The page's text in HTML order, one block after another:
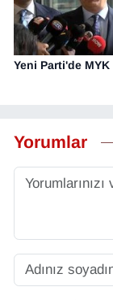
Yeni Parti'de
Yorumlar